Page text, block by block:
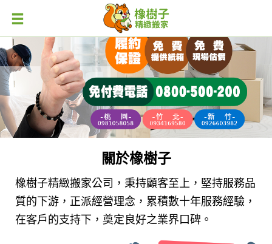
關於橡樹子
橡樹子精緻搬家公司，秉持顧客至上，堅持服務品
質的下游，正派經營理念，累積數十年服務經驗，
在客戶的支持下，奠定良好之業界口碑。